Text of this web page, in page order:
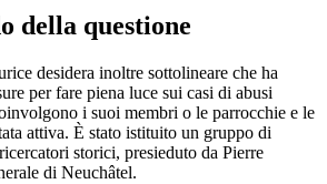
della questione
desidera inoltre sottolineare che ha
per fare piena luce sui casi di abusi
i suoi membri o le parrocchie e le
attiva. È stato istituito un gruppo di
storici, presieduto da Pierre
di Neuchâtel.